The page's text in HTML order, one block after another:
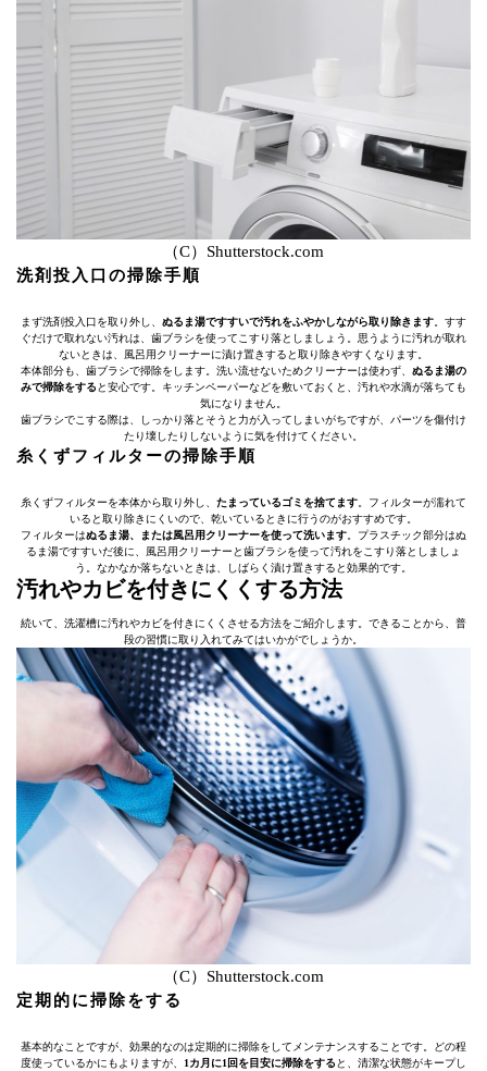
（C）Shutterstock.com
洗剤投入口の掃除手順
まず洗剤投入口を取り外し、 ぬるま湯ですすいで汚れをふやかしながら取り除きます 。すす
ぐだけで取れない汚れは、歯ブラシを使ってこすり落としましょう。思うように汚れが取れ
ないときは、風呂用クリーナーに漬け置きすると取り除きやすくなります。
本体部分も、歯ブラシで掃除をします。洗い流せないためクリーナーは使わず、 ぬるま湯の
みで掃除をする と安心です。キッチンペーパーなどを敷いておくと、汚れや水滴が落ちても
気になりません。
歯ブラシでこする際は、しっかり落とそうと力が入ってしまいがちですが、パーツを傷付け
たり壊したりしないように気を付けてください。
糸くずフィルターの掃除手順
糸くずフィルターを本体から取り外し、 たまっているゴミを捨てます 。フィルターが濡れて
いると取り除きにくいので、乾いているときに行うのがおすすめです。
フィルターはぬるま湯、または風呂用クリーナーを使って洗います 。プラスチック部分はぬ
るま湯ですすいだ後に、風呂用クリーナーと歯ブラシを使って汚れをこすり落としましょ
う。なかなか落ちないときは、しばらく漬け置きすると効果的です。
汚れやカビを付きにくくする方法
続いて、洗濯槽に汚れやカビを付きにくくさせる方法をご紹介します。できることから、普
段の習慣に取り入れてみてはいかがでしょうか。
（C）Shutterstock.com
定期的に掃除をする
基本的なことですが、効果的なのは定期的に掃除をしてメンテナンスすることです。どの程
度使っているかにもよりますが、 1カ月に1回を目安に掃除をする と、清潔な状態がキープし